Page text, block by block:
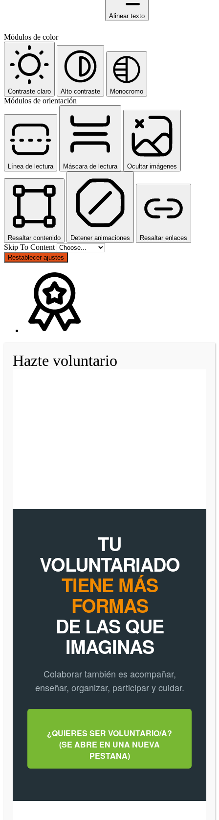
Alinear texto
Módulos de color
Contraste claro Alto contraste Monocromo
Módulos de orientación
Línea de lectura Máscara de lectura Ocultar imágenes
Resaltar contenido Detener animaciones Resaltar enlaces
Skip To Content
Restablecer ajustes
Hazte voluntario
TU
VOLUNTARIADO
TIENE MÁS
FORMAS
DE LAS QUE
IMAGINAS
Colaborar también es acompañar,
enseñar, organizar, participar y cuidar.
¿QUIERES SER VOLUNTARIO/A?
(SE ABRE EN UNA NUEVA
PESTANA)